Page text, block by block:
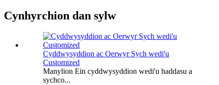
Cynhyrchion dan sylw
Cyddwysyddion ac Oerwyr Sych wedi'u
Customized
Manylion Ein cyddwysyddion wedi'u haddasu a
sychco...